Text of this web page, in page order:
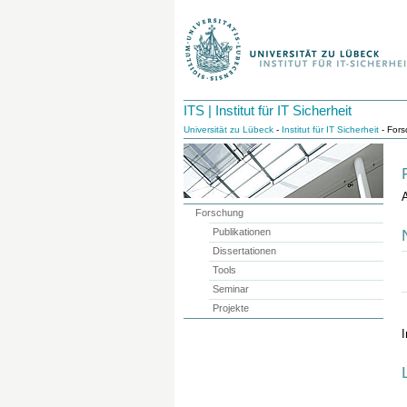
ITS | Institut für IT Sicherheit
Universität zu Lübeck - Institut für IT Sicherheit -
Forschung
Publikationen
Dissertationen
Tools
Seminar
Projekte